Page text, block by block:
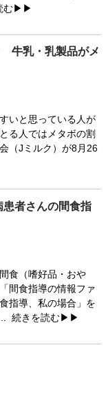
む▶▶
牛乳・乳製品がメ
いと思っている人が
る人ではメタボの割
（Jミルク）が8月26
患者さんの間食指
食（嗜好品・おや
間食指導の情報ファ
指導、私の場合」を
続きを読む▶▶